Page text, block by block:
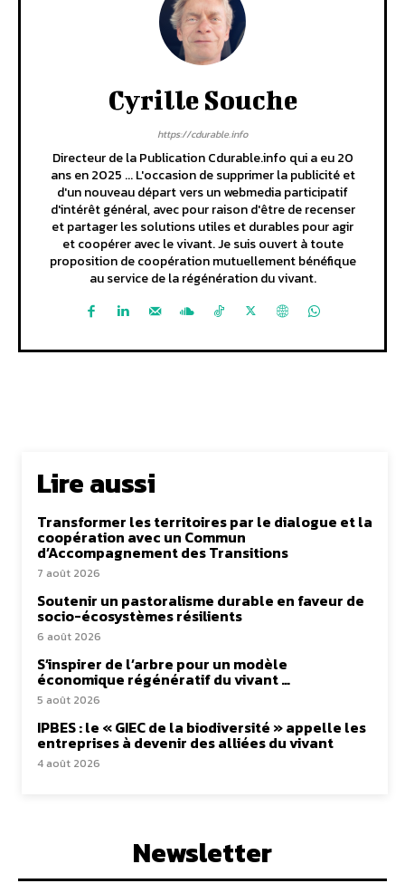
Cyrille Souche
https://cdurable.info
Directeur de la Publication Cdurable.info qui a eu 20
ans en 2025 ... L'occasion de supprimer la publicité et
d'un nouveau départ vers un webmedia participatif
d'intérêt général, avec pour raison d'être de recenser
et partager les solutions utiles et durables pour agir
et coopérer avec le vivant. Je suis ouvert à toute
proposition de coopération mutuellement bénéfique
au service de la régénération du vivant.
Lire aussi
Transformer les territoires par le dialogue et la
coopération avec un Commun
d’Accompagnement des Transitions
7 août 2026
Soutenir un pastoralisme durable en faveur de
socio-écosystèmes résilients
6 août 2026
S’inspirer de l’arbre pour un modèle
économique régénératif du vivant …
5 août 2026
IPBES : le « GIEC de la biodiversité » appelle les
entreprises à devenir des alliées du vivant
4 août 2026
Newsletter